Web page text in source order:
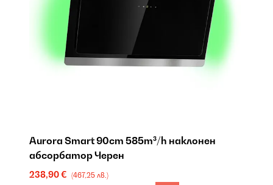
Aurora Smart 90cm 585m³/h наклонен
абсорбатор Черен
238,90 € (467,25 лв.)